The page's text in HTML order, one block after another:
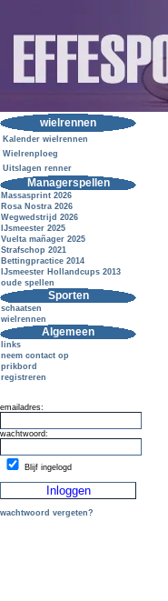
wielrennen
Kalender wielrennen
Wielrenploeg
Uitslagen renner
Managerspellen
Massasprint 2026
Rosa Nostra 2026
Wegwedstrijd 2026
IJsmeester 2025
Vuelta mañager 2025
Strafschop 2021
Bettingpractice 2014
IJsmeester Hollandcups 2013
oude spellen
Sporten
schaatsen
wielrennen
Algemeen
links
neem contact op
prikbord
registreren
emailadres:
wachtwoord:
Blijf ingelogd
wachtwoord vergeten?